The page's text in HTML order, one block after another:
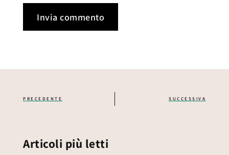
PRECEDENTE SUCCESSIVA
Articoli più letti